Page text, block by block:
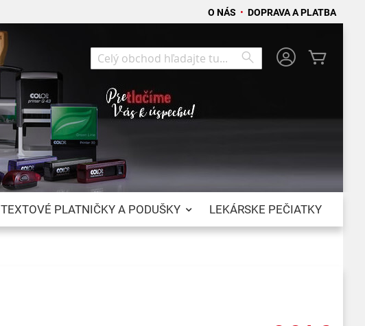
O NÁS • DOPRAVA A PLATBA
Search
TEXTOVÉ PLATNIČKY A PODUŠKY LEKÁRSKE PEČIATKY